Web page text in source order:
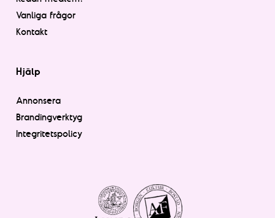
Vanliga frågor
Kontakt
Hjälp
Annonsera
Brandingverktyg
Integritetspolicy